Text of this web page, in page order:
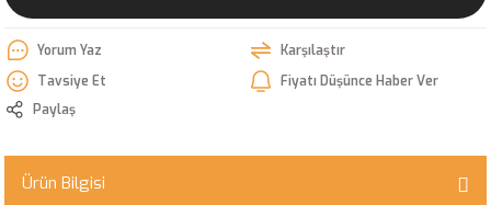
Yorum Yaz
Karşılaştır
Tavsiye Et
Fiyatı Düşünce Haber Ver
Paylaş
Ürün Bilgisi